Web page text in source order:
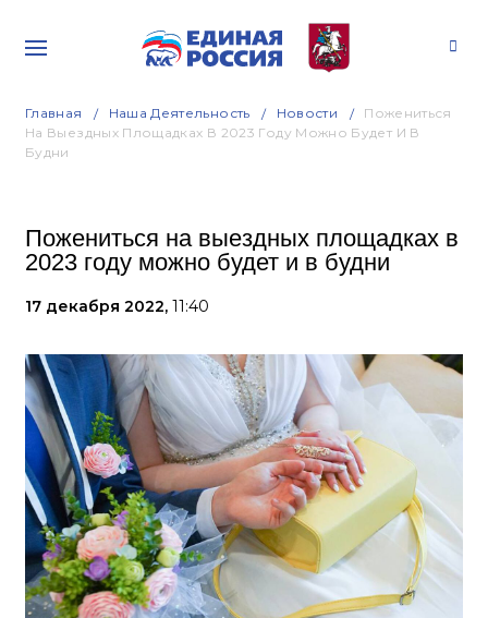
Главная Наша Деятельность Новости
Пожениться
На Выездных Площадках В 2023 Году Можно Будет И В
Будни
Пожениться на выездных площадках в
2023 году можно будет и в будни
17 декабря 2022, 11:40